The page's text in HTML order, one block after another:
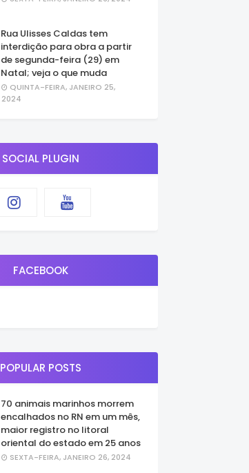
Rua Ulisses Caldas tem
interdição para obra a partir
de segunda-feira (29) em
Natal; veja o que muda
QUINTA-FEIRA, JANEIRO 25,
2024
SOCIAL PLUGIN
FACEBOOK
POPULAR POSTS
70 animais marinhos morrem
encalhados no RN em um mês,
maior registro no litoral
oriental do estado em 25 anos
SEXTA-FEIRA, JANEIRO 26, 2024